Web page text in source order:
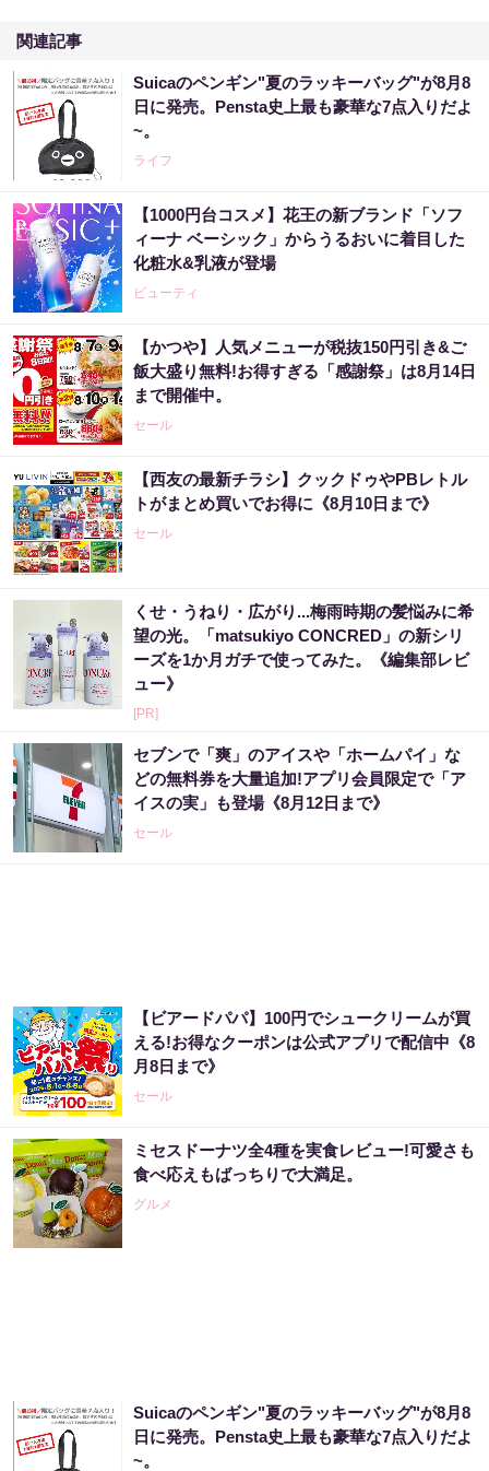
関連記事
Suicaのペンギン"夏のラッキーバッグ"が8月8
日に発売。Pensta史上最も豪華な7点入りだよ
~。
ライフ
【1000円台コスメ】花王の新ブランド「ソフ
ィーナ ベーシック」からうるおいに着目した
化粧水&乳液が登場
ビューティ
【かつや】人気メニューが税抜150円引き&ご
飯大盛り無料!お得すぎる「感謝祭」は8月14日
まで開催中。
セール
【西友の最新チラシ】クックドゥやPBレトル
トがまとめ買いでお得に《8月10日まで》
セール
くせ・うねり・広がり...梅雨時期の髪悩みに希
望の光。「matsukiyo CONCRED」の新シリ
ーズを1か月ガチで使ってみた。《編集部レビ
ュー》
[PR]
セブンで「爽」のアイスや「ホームパイ」な
どの無料券を大量追加!アプリ会員限定で「ア
イスの実」も登場《8月12日まで》
セール
【ビアードパパ】100円でシュークリームが買
える!お得なクーポンは公式アプリで配信中《8
月8日まで》
セール
ミセスドーナツ全4種を実食レビュー!可愛さも
食べ応えもばっちりで大満足。
グルメ
Suicaのペンギン"夏のラッキーバッグ"が8月8
日に発売。Pensta史上最も豪華な7点入りだよ
~。